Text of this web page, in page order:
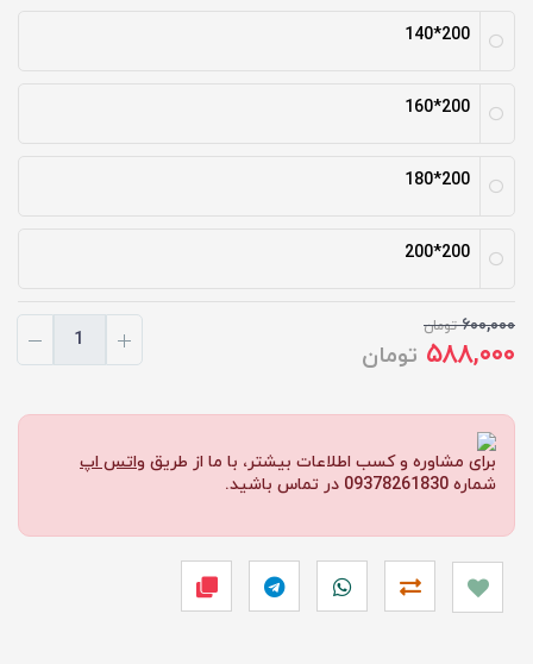
200*140
200*160
200*180
200*200
۶۰۰,۰۰۰ تومان
۵۸۸,۰۰۰ تومان
برای مشاوره و کسب اطلاعات بیشتر، با ما از طریق واتس اپ
شماره 09378261830 در تماس باشید.